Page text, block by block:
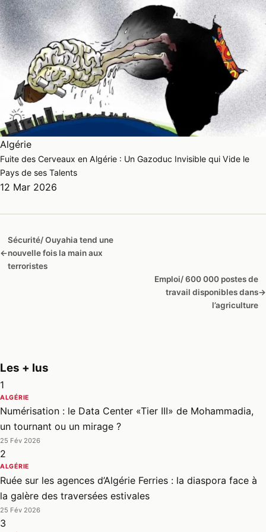
Algérie
Fuite des Cerveaux en Algérie : Un Gazoduc Invisible qui Vide le
Pays de ses Talents
12 Mar 2026
←
Sécurité/ Ouyahia tend une
nouvelle fois la main aux
terroristes
Emploi/ 600 000 postes de
travail disponibles dans
l’agriculture
→
Les + lus
1
ALGÉRIE
Numérisation : le Data Center «Tier III» de Mohammadia,
un tournant ou un mirage ?
25 Fév 2026
2
ALGÉRIE
Ruée sur les agences d’Algérie Ferries : la diaspora face à
la galère des traversées estivales
25 Fév 2026
3